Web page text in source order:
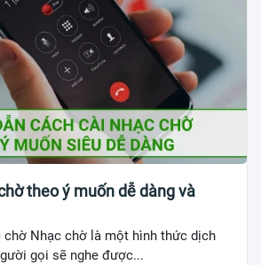
theo ý muốn dễ dàng và
chờ Nhạc chờ là một hình thức dịch
gọi sẽ nghe được...